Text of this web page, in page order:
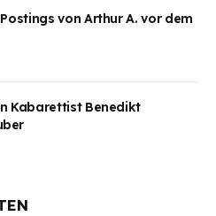
von Arthur A. vor dem
Kabarettist Benedikt